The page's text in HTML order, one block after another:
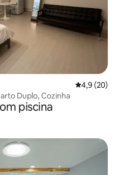
4,9 de uma
4,9 (20)
Duplo, Cozinha
piscina